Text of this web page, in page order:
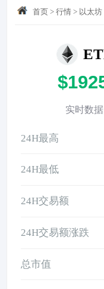
首页 >行情 > 以太坊
实时数
24H最高
24H最低
24H交易额
24H交易额涨跌
总市值